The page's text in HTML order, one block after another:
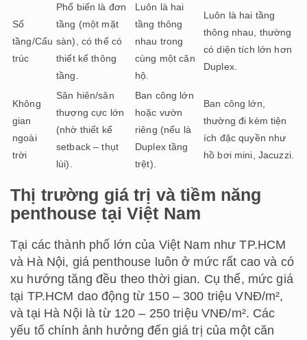
Số
tầng/Cấu
trúc
Phổ biến là đơn
tầng (một mặt
sàn), có thể có
thiết kế thông
tầng.
Luôn là hai
tầng thông
nhau trong
cùng một căn
hộ.
Luôn là hai tầng
thông nhau, thường
có diện tích lớn hơn
Duplex.
Không
gian
ngoài
trời
Sân hiên/sân
thượng cực lớn
(nhờ thiết kế
setback – thụt
lùi).
Ban công lớn
hoặc vườn
riêng (nếu là
Duplex tầng
trệt).
Ban công lớn,
thường đi kèm tiện
ích đặc quyền như
hồ bơi mini, Jacuzzi.
Thị trường giá trị và tiềm năng
penthouse tại Việt Nam
Tại các thành phố lớn của Việt Nam như TP.HCM
và Hà Nội, giá penthouse luôn ở mức rất cao và có
xu hướng tăng đều theo thời gian. Cụ thể, mức giá
tại TP.HCM dao động từ 150 – 300 triệu VNĐ/m²,
và tại Hà Nội là từ 120 – 250 triệu VNĐ/m². Các
yếu tố chính ảnh hưởng đến giá trị của một căn